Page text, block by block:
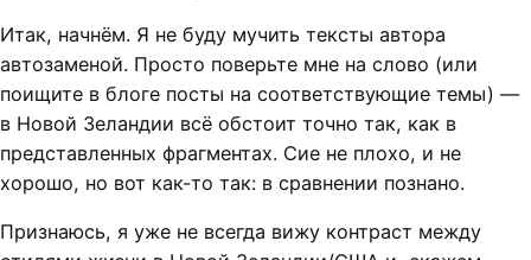
Итак, начнём. Я не буду мучить тексты автора
автозаменой. Просто поверьте мне на слово (или
поищите в блоге посты на соответствующие темы) —
в Новой Зеландии всё обстоит точно так, как в
представленных фрагментах. Сие не плохо, и не
хорошо, но вот как-то так: в сравнении познано.
Признаюсь, я уже не всегда вижу контраст между